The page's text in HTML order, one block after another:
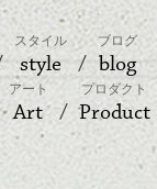
スタイル
style
ブログ
blog
アート
Art
プロダクト
Product